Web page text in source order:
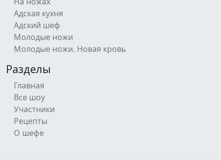
Адская кухня
Адский шеф
Молодые ножи
Молодые ножи. Новая кровь
Разделы
Главная
Все шоу
Участники
Рецепты
О шефе